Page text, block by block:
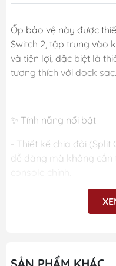
Ốp bảo vệ này được
Switch 2, tập trung vào
và tiện lợi, đặc biệt là
tương thích với dock sạc.
✨ Tính năng nổi bật
- Thiết kế chia đôi (Split
dễ dàng mà không
- Sử dụng chân đế
hình chữ U ở mặt sau